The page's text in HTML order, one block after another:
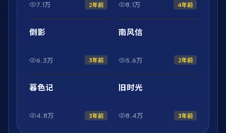
7.1万 2年前 8.1万 4年前
最新
1:33:17
倒影
6.3万 3年前
最新
1:46:33
南风信
5.6万 2年前
最新
1:58:23
暮色记
4.8万 3年前
最新
1:53:36
旧时光
8.4万 3年前